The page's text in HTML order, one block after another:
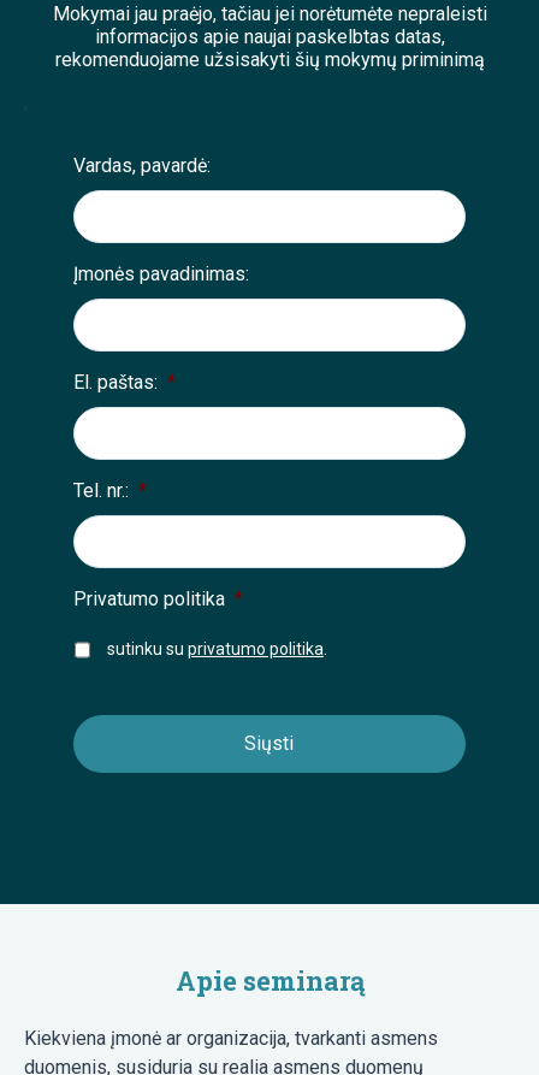
Mokymai jau praėjo, tačiau jei norėtumėte nepraleisti
informacijos apie naujai paskelbtas datas,
rekomenduojame užsisakyti šių mokymų priminimą
;
Vardas, pavardė:
Įmonės pavadinimas:
El. paštas: *
Tel. nr.: *
Privatumo politika *
sutinku su privatumo politika
Apie seminarą
Kiekviena įmonė ar organizacija, tvarkanti asmens
duomenis, susiduria su realia asmens duomenų